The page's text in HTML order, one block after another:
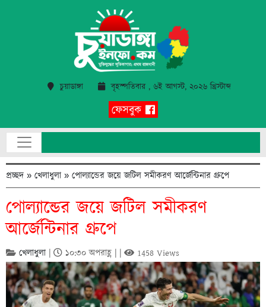
চুয়াডাঙ্গা বৃহস্পতিবার , ৬ই আগস্ট, ২০২৬ খ্রিস্টাব্দ
ফেসবুক
প্রচ্ছদ » খেলাধুলা » পোল্যান্ডের জয়ে জটিল সমীকরণ আর্জেন্টিনার গ্রুপে
পোল্যান্ডের জয়ে জটিল সমীকরণ
আর্জেন্টিনার গ্রুপে
খেলাধুলা | ১০:৩০ অপরাহ্ণ | | 1458 Views